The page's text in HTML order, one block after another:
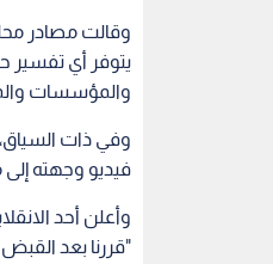
وقالت مصادر
يتوفر أي تفسير
والمؤسسات
وفي ذات
فيديو وجهته
وأعلن أحد
"قررنا بعد